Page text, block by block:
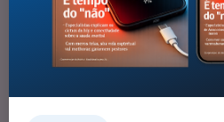
11/12/2025